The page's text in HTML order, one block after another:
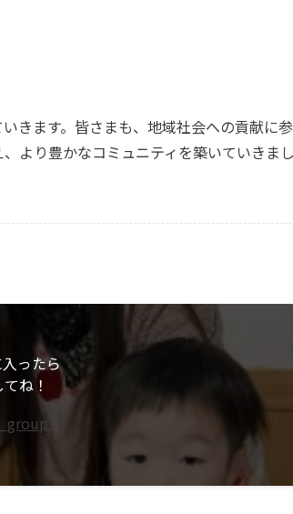
きます。皆さまも、地域社会への貢献に参
より豊かなコミュニティを築いていきまし
ったら
ね！